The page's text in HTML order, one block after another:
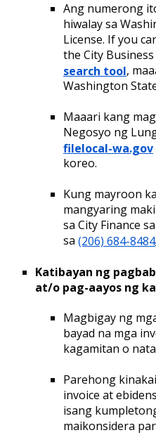
Ang numerong
hiwalay sa
License. If you
the City Business
search tool,
Washington
Maaari kang
Negosyo ng
filelocal-wa.gov
koreo.
Kung mayroon
mangyaring
sa City Finance sa
sa (206) 684-8484.
Katibayan ng
at/o pag-aayos ng
Magbigay ng
bayad na mga
kagamitan o
Parehong
invoice at
isang
maikonsidera